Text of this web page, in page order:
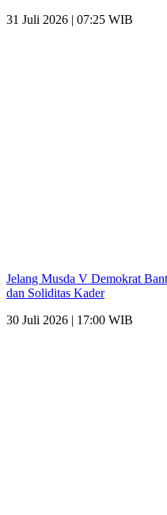
31 Juli 2026 | 07:25 WIB
Jelang Musda V Demokrat
dan Soliditas Kader
30 Juli 2026 | 17:00 WIB